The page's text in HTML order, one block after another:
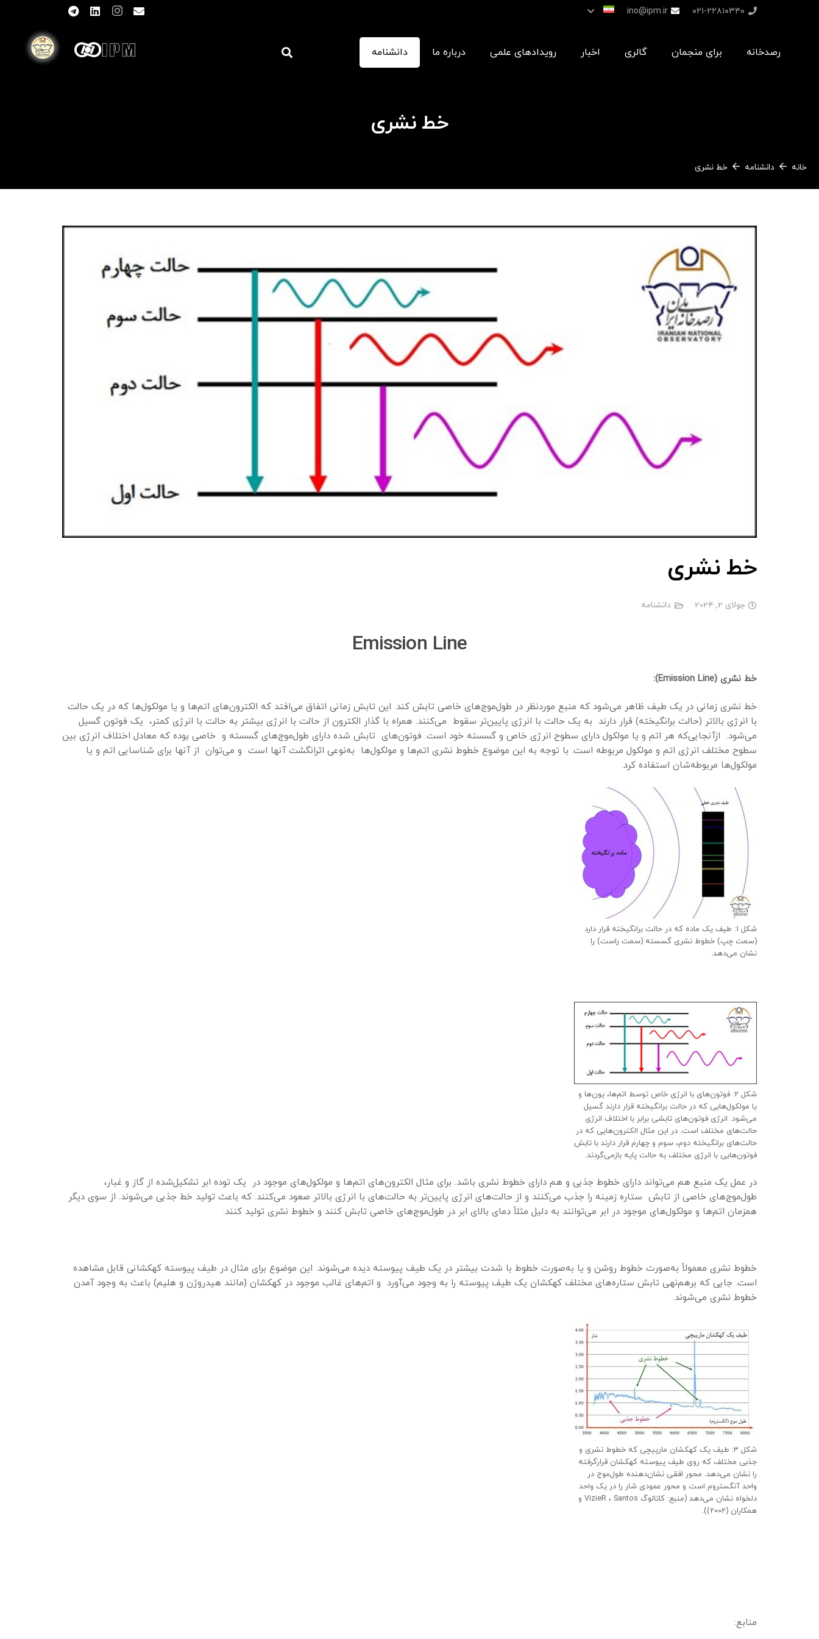
۰۲۱-۲۲۸۱۰۳۴۰ ino@ipm.ir
رصدخانه برای منجمان گالری اخبار رویدادهای علمی درباره ما دانشنامه
خط نشری
خانه دانشنامه خط نشری
خط نشری
جولای 2, 2024 دانشنامه
Emission Line
خط نشری (Emission Line
):
خط نشری زمانی در یک طیف ظاهر می‌شود که منبع موردنظر در طول‌موج‌های خاصی تابش کند. این تابش زمانی اتفاق می‌افتد که الکترون‌های اتم‌ها و یا مولکول‌ها که در یک حالت
با انرژی بالاتر (حالت برانگیخته) قرار دارند به یک حالت با انرژی پایین‌تر سقوط می‌کنند. همراه با گذار الکترون از حالت با انرژی بیشتر به حالت با انرژی کمتر، یک فوتون گسیل
می‌شود. ازآنجایی‌که هر اتم و یا مولکول دارای سطوح انرژی خاص و گسسته خود است. فوتون‌های تابش شده دارای طول‌موج‌های گسسته و خاصی بوده که معادل اختلاف انرژی بین
سطوح مختلف انرژی اتم و مولکول مربوطه است. با توجه به این موضوع خطوط نشری اتم‌ها و مولکول‌ها به‌نوعی اثرانگشت آنها است و می‌توان از آنها برای شناسایی اتم و یا
مولکول‌ها مربوطه‌شان استفاده کرد.
شکل 1: طیف یک ماده که در حالت برانگیخته قرار دارد
(سمت چپ) خطوط نشری گسسته (سمت راست) را
نشان می‌دهد.
شکل 2: فوتون‌های با انرژی خاص توسط اتم‌ها، یون‌ها و
یا مولکول‌هایی که در حالت برانگیخته قرار دارند گسیل
می‌شود. انرژی فوتون‌های تابشی برابر با اختلاف انرژی
حالت‌های مختلف است. در این مثال الکترون‌هایی که در
حالت‌های برانگیخته دوم، سوم و چهارم قرار دارند با تابش
فوتون‌هایی با انرژی مختلف به حالت پایه بازمی‌گردند.
در عمل یک منبع هم می‌تواند دارای خطوط جذبی و هم دارای خطوط نشری باشد. برای مثال الکترون‌های اتم‌ها و مولکول‌های موجود در یک توده ابر تشکیل‌شده از گاز و غبار،
طول‌موج‌های خاصی از تابش ستاره زمینه را جذب می‌کنند و از حالت‌های انرژی پایین‌تر به حالت‌های با انرژی بالاتر صعود می‌کنند. که باعث تولید خط جذبی می‌شوند. از سوی دیگر
همزمان اتم‌ها و مولکول‌های موجود در ابر می‌توانند به دلیل مثلاً دمای بالای ابر در طول‌موج‌های خاصی تابش کنند و خطوط نشری تولید کنند.
خطوط نشری معمولاً به‌صورت خطوط روشن و یا به‌صورت خطوط با شدت بیشتر در یک طیف پیوسته دیده می‌شوند. این موضوع برای مثال در طیف پیوسته کهکشانی قابل مشاهده
است. جایی که برهم‌نهی تابش ستاره‌های مختلف کهکشان یک طیف پیوسته را به وجود می‌آورد و اتم‌های غالب موجود در کهکشان (مانند هیدروژن و هلیم) باعث به وجود آمدن
خطوط نشری می‌شوند.
شکل 3: طیف یک کهکشان مارپیچی که خطوط نشری و
جذبی مختلف که روی طیف پیوسته کهکشان قرارگرفته
را نشان می‌دهد. محور افقی نشان‌دهنده طول‌موج در
واحد آنگستروم است و محور عمودی شار را در یک واحد
دلخواه نشان می‌دهد (منبع: کاتالوگ VizieR ، Santos و
همکاران (2002)).
منابع: